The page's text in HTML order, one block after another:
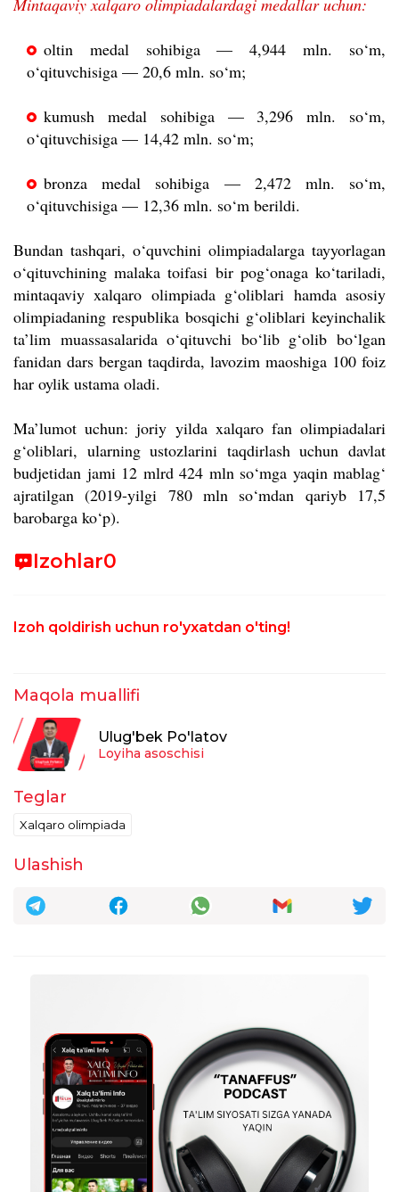
Mintaqaviy xalqaro olimpiadalardagi medallar uchun:
oltin medal sohibiga — 4,944 mln. so‘m,
o‘qituvchisiga — 20,6 mln. so‘m;
kumush medal sohibiga — 3,296 mln. so‘m,
o‘qituvchisiga — 14,42 mln. so‘m;
bronza medal sohibiga — 2,472 mln. so‘m,
o‘qituvchisiga — 12,36 mln. so‘m berildi.
Bundan tashqari, o‘quvchini olimpiadalarga tayyorlagan
o‘qituvchining malaka toifasi bir pog‘onaga ko‘tariladi,
mintaqaviy xalqaro olimpiada g‘oliblari hamda asosiy
olimpiadaning respublika bosqichi g‘oliblari keyinchalik
ta’lim muassasalarida o‘qituvchi bo‘lib g‘olib bo‘lgan
fanidan dars bergan taqdirda, lavozim maoshiga 100 foiz
har oylik ustama oladi.
Ma’lumot uchun: joriy yilda xalqaro fan olimpiadalari
g‘oliblari, ularning ustozlarini taqdirlash uchun davlat
budjetidan jami 12 mlrd 424 mln so‘mga yaqin mablag‘
ajratilgan (2019-yilgi 780 mln so‘mdan qariyb 17,5
barobarga ko‘p).
Izohlar0
Izoh qoldirish uchun ro'yxatdan o'ting!
Maqola muallifi
Ulug'bek Po'latov
Loyiha asoschisi
Teglar
Xalqaro olimpiada
Ulashish